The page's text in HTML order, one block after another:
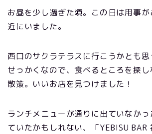
お昼を少し過ぎた頃。この日は用事
近にいました。
西口のサクラテラスに行こうかとも思
せっかくなので、食べるところを探し
散策。いいお店を見つけました！
ランチメニューが通りに出ていなか
ていたかもしれない、「YEBISU BAR